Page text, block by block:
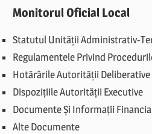
Monitorul Oficial Local
Statutul Unității Administrativ-
Regulamentele Privind
Hotărârile Autorității Deliberative
Dispozițiile Autorității Executive
Documente Și Informații
Alte Documente